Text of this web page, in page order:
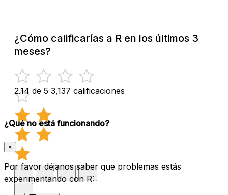
¿Cómo calificarías a R en los últimos 3
meses?
2.14 de 5 3,137 calificaciones
¿Qué no está funcionando?
×
Por favor déjanos saber que problemas estás
experimentando con R: